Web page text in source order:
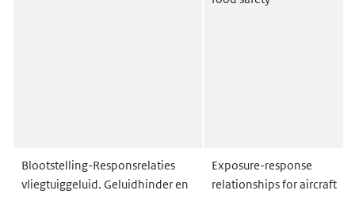
Blootstelling-Responsrelaties
vliegtuiggeluid. Geluidhinder en
Exposure-response
relationships for aircraft